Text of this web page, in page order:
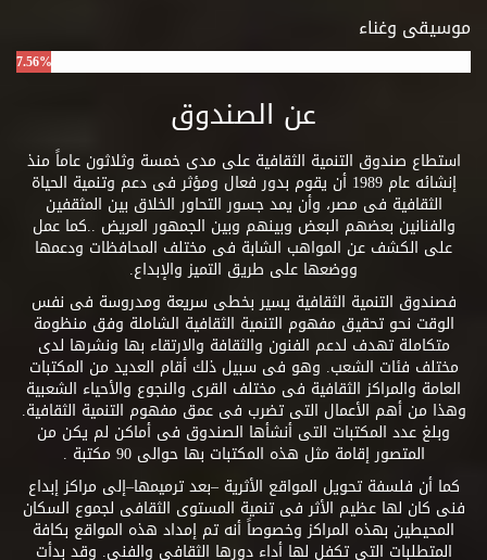
موسيقى وغناء
7.56%
عن الصندوق
استطاع صندوق التنمية الثقافية على مدى خمسة وثلاثون عاماً منذ
إنشائه عام 1989 أن يقوم بدور فعال ومؤثر فى دعم وتنمية الحياة
الثقافية فى مصر، وأن يمد جسور التحاور الخلاق بين المثقفين
والفنانين بعضهم البعض وبينهم وبين الجمهور العريض ..كما عمل
على الكشف عن المواهب الشابة فى مختلف المحافظات ودعمها
ووضعها على طريق التميز والإبداع.
فصندوق التنمية الثقافية يسير بخطى سريعة ومدروسة فى نفس
الوقت نحو تحقيق مفهوم التنمية الثقافية الشاملة وفق منظومة
متكاملة تهدف لدعم الفنون والثقافة والارتقاء بها ونشرها لدى
مختلف فئات الشعب. وهو فى سبيل ذلك أقام العديد من المكتبات
العامة والمراكز الثقافية فى مختلف القرى والنجوع والأحياء الشعبية
وهذا من أهم الأعمال التى تضرب فى عمق مفهوم التنمية الثقافية.
وبلغ عدد المكتبات التى أنشأها الصندوق فى أماكن لم يكن من
المتصور إقامة مثل هذه المكتبات بها حوالى 90 مكتبة .
كما أن فلسفة تحويل المواقع الأثرية –بعد ترميمها–إلى مراكز إبداع
فنى كان لها عظيم الأثر فى تنمية المستوى الثقافى لجموع السكان
المحيطين بهذه المراكز وخصوصاً أنه تم إمداد هذه المواقع بكافة
المتطلبات التى تكفل لها أداء دورها الثقافى والفنى. وقد بدأت